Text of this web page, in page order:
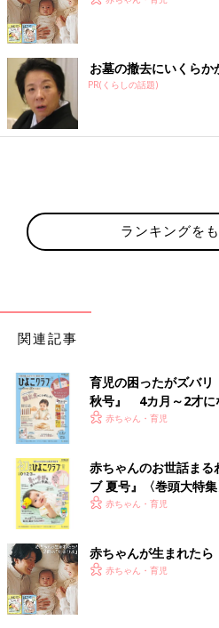
お墓の撤去にいくらか
PR(くらしの話題)
ランキングを
関連記事
育児の困ったがズバ
秋号』 4カ月～2才に
いっぱい！
赤ちゃん・育児
赤ちゃんのお世話まる
ブ 夏号』〈巻頭大特
く！ おっぱい・ミル
赤ちゃん・育児
赤ちゃんが生まれたら
赤ちゃん・育児